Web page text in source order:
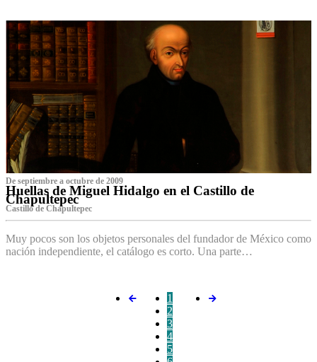
De septiembre a octubre de 2009
Huellas de Miguel Hidalgo en el Castillo de
Chapultepec
Castillo de Chapultepec
Muy pocos son los objetos personales del fundador de México como
nación independiente, el catálogo es corto. Una parte…
1
2
3
4
5